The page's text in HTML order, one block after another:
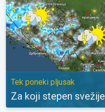
Tek poneki pljusak
Za koji stepen